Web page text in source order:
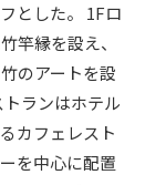
とした。 1Fロ
竿縁を設え、
のアートを設
ランはホテル
カフェレスト
を中心に配置